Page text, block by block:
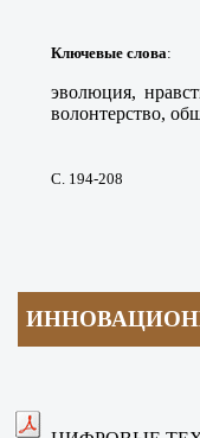
Ключевые слова:
эволюция,
волонтерство,
С. 194-208